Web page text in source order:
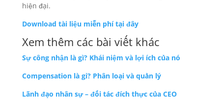
hiện đại.
Download tài liệu miễn phí tại đây
Xem thêm các bài viết khác
Sự công nhận là gì? Khái niệm và lợi ích của nó
Compensation là gi? Phân loại và quản lý
Lãnh đạo nhân sự – đối tác đích thực của CEO